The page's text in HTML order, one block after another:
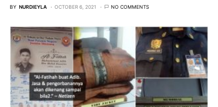
BY NURDIEYLA OCTOBER 6, 2021 NO COMMENTS